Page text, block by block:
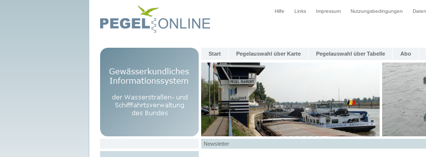
Hilfe Links Impressum Nutzungsbedingungen
Start Pegelauswahl über Karte Pegelauswahl über Tabelle Abo
Newsletter